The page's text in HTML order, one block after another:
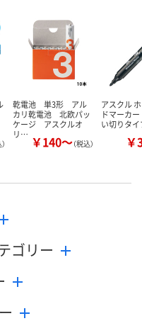
カゴへ カ
乾電池 単3形 アル
カリ乾電池 北欧パッ
ケージ アスクルオ
リ… ￥140～（税込）
アスクル
ドマーカ
い切りタ
￥
ゴリー